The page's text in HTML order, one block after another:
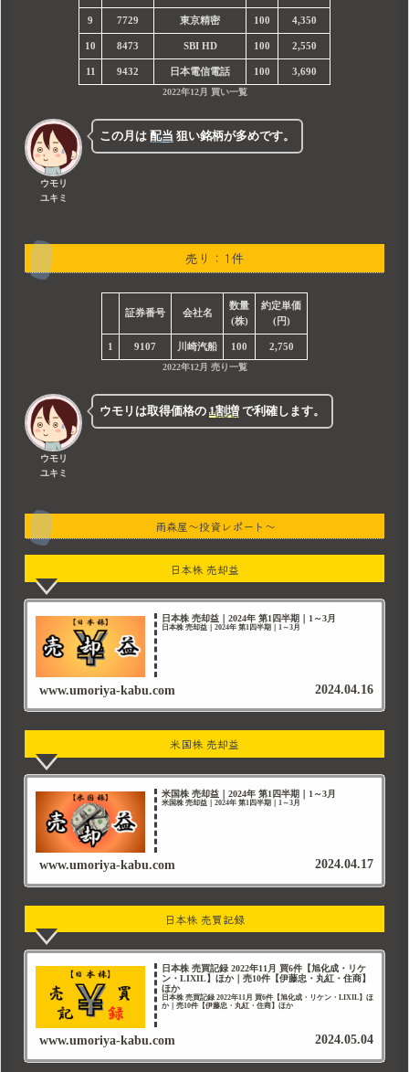
9 7729 東京精密 100 4,350
10 8473 SBI HD 100 2,550
11 9432 日本電信電話 100 3,690
2022年12月 買い一覧
ウモリ
ユキミ
この月は配当 狙い銘柄が多めです。
売り：1件
証券番号 会社名
数量
(株)
約定単価
(円)
1 9107 川崎汽船 100 2,750
2022年12月 売り一覧
ウモリ
ユキミ
ウモリは取得価格の 1割増 で利確します。
雨森屋～投資レポート～
日本株 売却益
日本株 売却益｜2024年 第1四半期｜1～3月
日本株 売却益｜2024年 第1四半期｜1～3月
www.umoriya-kabu.com 2024.04.16
米国株 売却益
米国株 売却益｜2024年 第1四半期｜1～3月
米国株 売却益｜2024年 第1四半期｜1～3月
www.umoriya-kabu.com 2024.04.17
日本株 売買記録
日本株 売買記録 2022年11月 買6件【旭化成・リケ
ン・LIXIL】ほか｜売10件【伊藤忠・丸紅・住商】
ほか
日本株 売買記録 2022年11月 買6件【旭化成・リケン・LIXIL】ほ
か｜売10件【伊藤忠・丸紅・住商】ほか
www.umoriya-kabu.com 2024.05.04